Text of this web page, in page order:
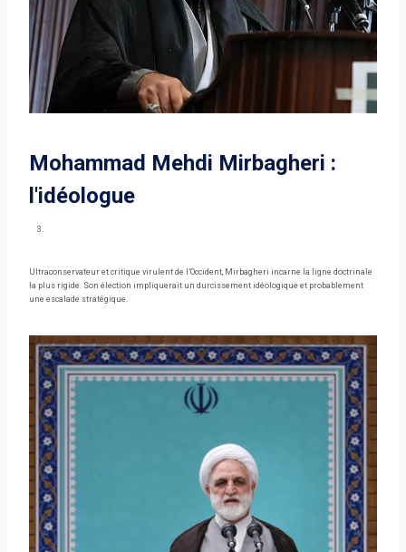
Mohammad Mehdi Mirbagheri :
l'idéologue
Ultraconservateur et critique virulent de l’Occident, Mirbagheri incarne la ligne doctrinale
la plus rigide. Son élection impliquerait un durcissement idéologique et probablement
une escalade stratégique.